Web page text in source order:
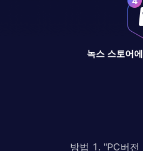
녹스 스토어
방법 1. "PC버전